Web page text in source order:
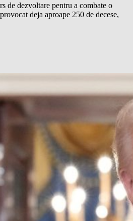
de dezvoltare pentru a combate o
deja aproape 250 de decese,